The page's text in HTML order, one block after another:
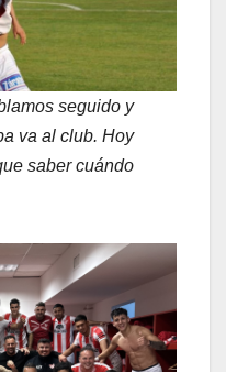
seguido y
va al club. Hoy
saber cuándo